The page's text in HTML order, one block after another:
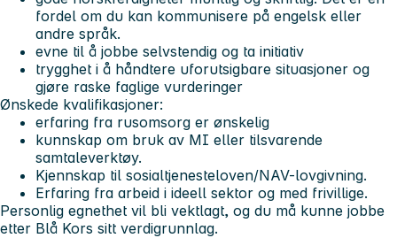
fordel om du kan kommunisere på engelsk eller
andre språk.
evne til å jobbe selvstendig og ta initiativ
trygghet i å håndtere uforutsigbare situasjoner og
gjøre raske faglige vurderinger
Ønskede kvalifikasjoner:
erfaring fra rusomsorg er ønskelig
kunnskap om bruk av MI eller tilsvarende
samtaleverktøy.
Kjennskap til sosialtjenesteloven/NAV-lovgivning.
Erfaring fra arbeid i ideell sektor og med frivillige.
Personlig egnethet vil bli vektlagt, og du må kunne jobbe
etter Blå Kors sitt verdigrunnlag.